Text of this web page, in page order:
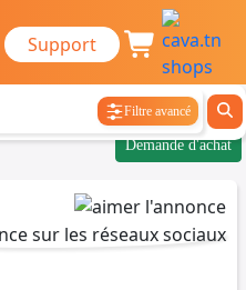
Support
Filtre avancé
Demande d'achat